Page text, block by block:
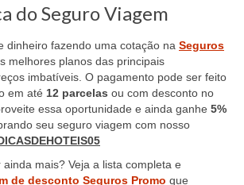
do Seguro Viagem
dinheiro fazendo uma cotação na Seguros
melhores planos das principais
imbatíveis. O pagamento pode ser feito
em até 12 parcelas ou com desconto no
essa oportunidade e ainda ganhe 5%
seu seguro viagem com nosso
mais? Veja a lista completa e
de desconto Seguros Promo que